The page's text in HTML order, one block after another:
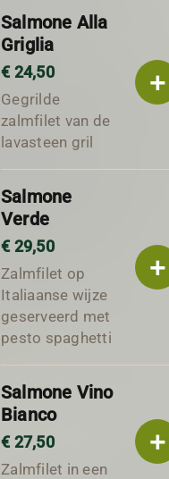
Salmone Alla
Griglia
€ 24,50
Gegrilde
zalmfilet van de
lavasteen gril
+
Salmone
Verde
€ 29,50
Zalmfilet op
Italiaanse wijze
geserveerd met
pesto spaghetti
+
Salmone Vino
Bianco
€ 27,50
Zalmfilet in een
+